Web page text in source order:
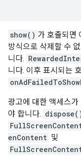
show() 가 호출되면
방식으로 삭제할 수
니다.
니다. 이후 표시되는
광고에 대한 액세스
야 합니다.
enContent 및